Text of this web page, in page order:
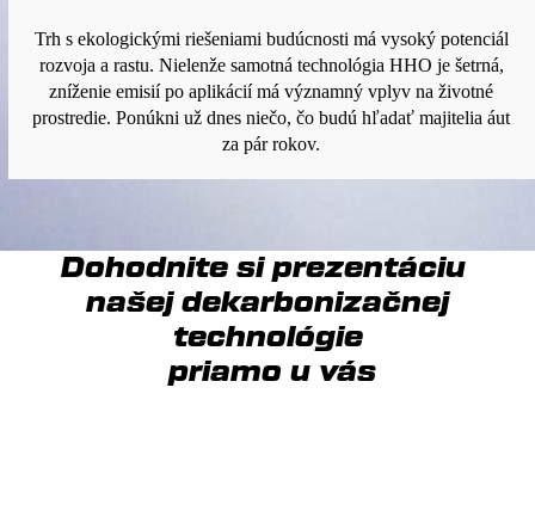
Trh s ekologickými riešeniami budúcnosti má vysoký potenciál
rozvoja a rastu. Nielenže samotná technológia HHO je šetrná,
zníženie emisií po aplikácií má významný vplyv na životné
prostredie. Ponúkni už dnes niečo, čo budú hľadať majitelia áut
za pár rokov.
Dohodnite si prezentáciu
našej dekarbonizačnej
technológie
priamo u vás